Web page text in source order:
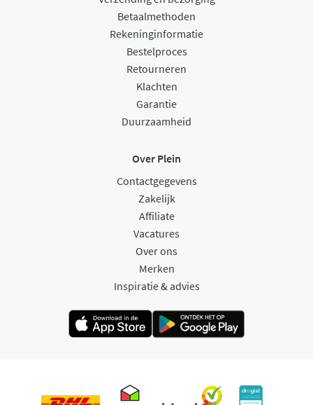
Betaalmethoden
Rekeninginformatie
Bestelproces
Retourneren
Klachten
Garantie
Duurzaamheid
Over Plein
Contactgegevens
Zakelijk
Affiliate
Vacatures
Over ons
Merken
Inspiratie & advies